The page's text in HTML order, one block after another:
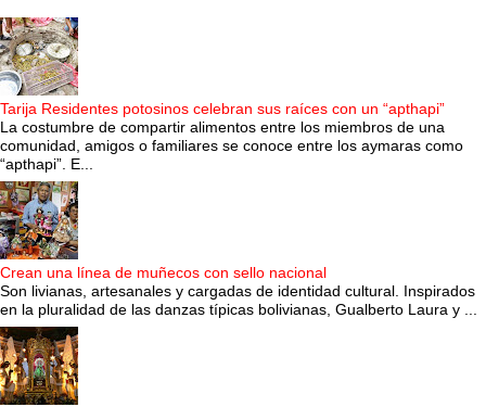
Tarija Residentes potosinos celebran sus raíces con un “apthapi”
La costumbre de compartir alimentos entre los miembros de una
comunidad, amigos o familiares se conoce entre los aymaras como
“apthapi”. E...
Crean una línea de muñecos con sello nacional
Son livianas, artesanales y cargadas de identidad cultural. Inspirados
en la pluralidad de las danzas típicas bolivianas, Gualberto Laura y ...